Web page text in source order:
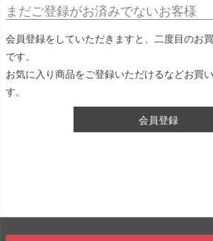
まだご登録がお済みでないお客様
会員登録をしていただきますと、二度目のお
です。
お気に入り商品をご登録いただけるなどお買
す。
会員登録